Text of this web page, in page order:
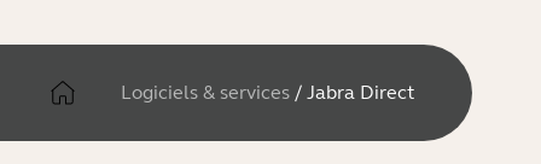
Logiciels & services / Jabra Direct